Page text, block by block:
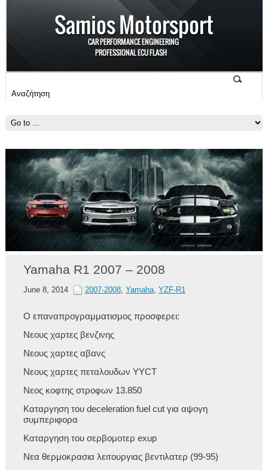
Yamaha R1 2007 – 2008
June 8, 2014 2007-2008, Yamaha, YZF-R1
Ο επαναπρογραμματισμος προσφερει:
Νεους χαρτες βενζινης
Νεους χαρτες αβανς
Νεους χαρτες πεταλουδων YYCT
Νεος κοφτης στροφων 13.850
Καταργηση του deceleration fuel cut για αψογη
συμπεριφορα
Καταργηση του σερβομοτερ exup
Νεα θερμοκρασια λειτουργιας βεντιλατερ (99-95)